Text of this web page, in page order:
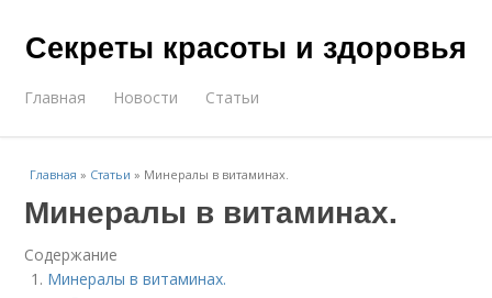
Секреты красоты и здоровья
Главная Новости Статьи
Главная » Статьи » Минералы в витаминах.
Минералы в витаминах.
Содержание
Минералы в витаминах.